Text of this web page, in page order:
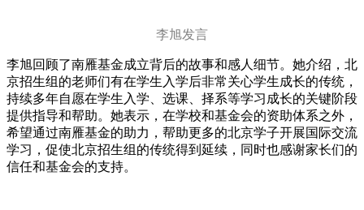
李旭发言
李旭回顾了南雁基金成立背后的故事和感人细节。她介绍，北
京招生组的老师们有在学生入学后非常关心学生成长的传统，
持续多年自愿在学生入学、选课、择系等学习成长的关键阶段
提供指导和帮助。她表示，在学校和基金会的资助体系之外，
希望通过南雁基金的助力，帮助更多的北京学子开展国际交流
学习，促使北京招生组的传统得到延续，同时也感谢家长们的
信任和基金会的支持。